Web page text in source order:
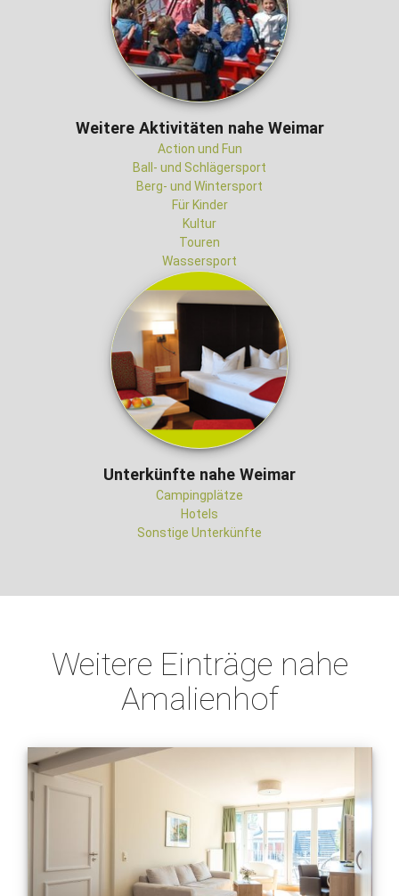
Weitere Aktivitäten nahe Weimar
Action und Fun
Ball- und Schlägersport
Berg- und Wintersport
Für Kinder
Kultur
Touren
Wassersport
Unterkünfte nahe Weimar
Campingplätze
Hotels
Sonstige Unterkünfte
Weitere Einträge nahe
Amalienhof